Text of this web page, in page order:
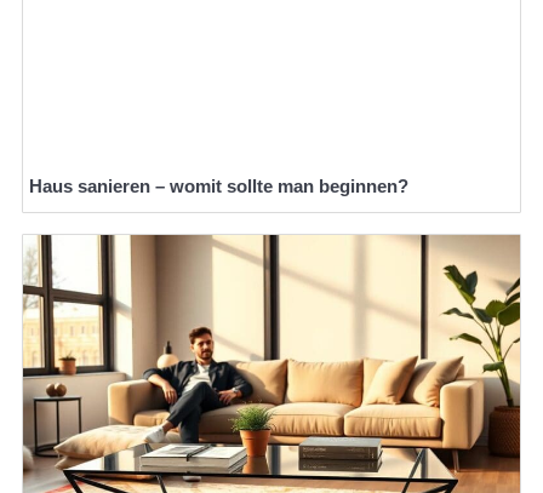
Haus sanieren – womit sollte man beginnen?